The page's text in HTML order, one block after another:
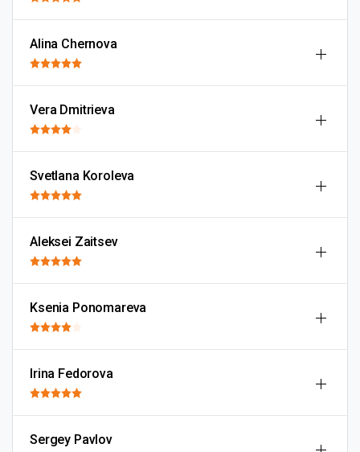
Alina Chernova
Vera Dmitrieva
Svetlana Koroleva
Aleksei Zaitsev
Ksenia Ponomareva
Irina Fedorova
Sergey Pavlov